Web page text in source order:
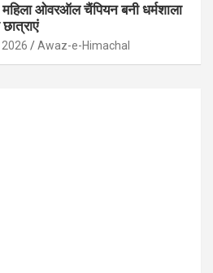
ओवरऑल चैंपियन बनी धर्मशाला
Awaz-e-Himachal